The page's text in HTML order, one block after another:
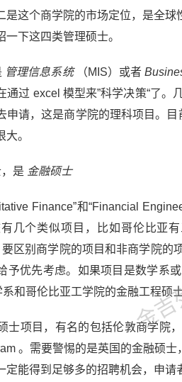
是这个商学院的市场定位，是全
下这四类管理硕士。
管理信息系统（MIS）或者
通过 excel 模型来”科学决策“了
申请，这是商学院的理科项目。
。
是 金融硕士
Finance”和“Financial
有几个类似项目，比如哥伦比亚
要区别商学院的项目和非商学院
予优先考虑。如果项目是数学系
和哥伦比亚工学院的金融工程硕
士项目，有名的包括伦敦商学院
。需要警惕的是英国的金融硕
定能得到足够多的招聘机会，申请
金